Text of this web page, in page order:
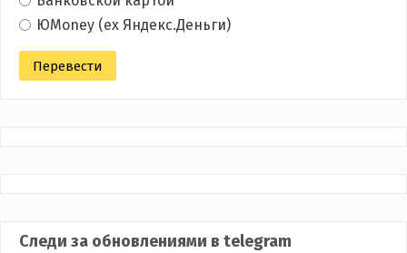
ЮMoney (ex Яндекс.Деньги)
Следи за обновлениями в telegram